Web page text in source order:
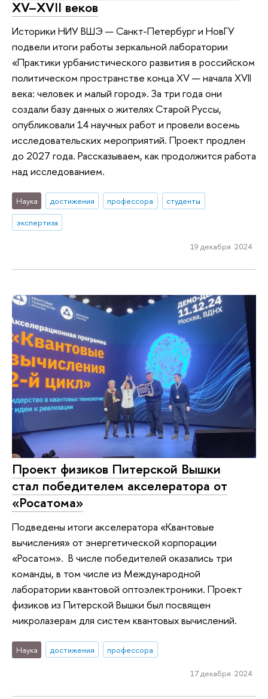
XV–XVII веков
Историки НИУ ВШЭ — Санкт-Петербург и НовГУ
подвели итоги работы зеркальной лаборатории
«Практики урбанистического развития в российском
политическом пространстве конца XV — начала XVII
века: человек и малый город». За три года они
создали базу данных о жителях Старой Руссы,
опубликовали 14 научных работ и провели восемь
исследовательских мероприятий. Проект продлен
до 2027 года. Рассказываем, как продолжится работа
над исследованием.
Наука достижения профессора
студенты
экспертиза
19 декабря 2024
Проект физиков Питерской Вышки
стал победителем акселератора от
«Росатома»
Подведены итоги акселератора «Квантовые
вычисления» от энергетической корпорации
«Росатом». В числе победителей оказались три
команды, в том числе из Международной
лаборатории квантовой оптоэлектроники. Проект
физиков из Питерской Вышки был посвящен
микролазерам для систем квантовых вычислений.
Наука достижения профессора
17 декабря 2024